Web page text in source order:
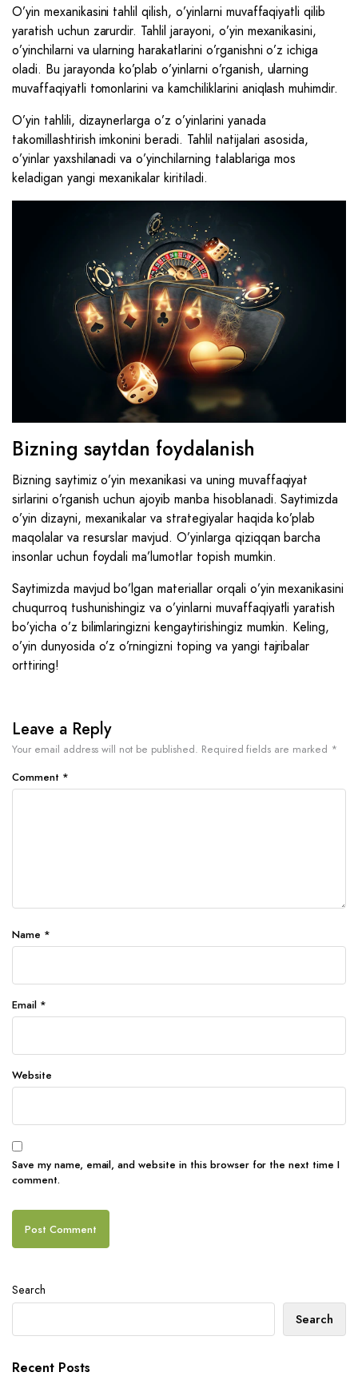
O’yin mexanikasini tahlil qilish, o’yinlarni muvaffaqiyatli qilib
yaratish uchun zarurdir. Tahlil jarayoni, o’yin mexanikasini,
o’yinchilarni va ularning harakatlarini o’rganishni o’z ichiga
oladi. Bu jarayonda ko’plab o’yinlarni o’rganish, ularning
muvaffaqiyatli tomonlarini va kamchiliklarini aniqlash muhimdir.
O’yin tahlili, dizaynerlarga o’z o’yinlarini yanada
takomillashtirish imkonini beradi. Tahlil natijalari asosida,
o’yinlar yaxshilanadi va o’yinchilarning talablariga mos
keladigan yangi mexanikalar kiritiladi.
Bizning saytdan foydalanish
Bizning saytimiz o’yin mexanikasi va uning muvaffaqiyat
sirlarini o’rganish uchun ajoyib manba hisoblanadi. Saytimizda
o’yin dizayni, mexanikalar va strategiyalar haqida ko’plab
maqolalar va resurslar mavjud. O’yinlarga qiziqqan barcha
insonlar uchun foydali ma’lumotlar topish mumkin.
Saytimizda mavjud bo’lgan materiallar orqali o’yin mexanikasini
chuqurroq tushunishingiz va o’yinlarni muvaffaqiyatli yaratish
bo’yicha o’z bilimlaringizni kengaytirishingiz mumkin. Keling,
o’yin dunyosida o’z o’rningizni toping va yangi tajribalar
orttiring!
Leave a Reply
Your email address will not be published. Required fields are marked *
Comment *
Name *
Email *
Website
Save my name, email, and website in this browser for the next time I
comment.
Search
Search
Recent Posts